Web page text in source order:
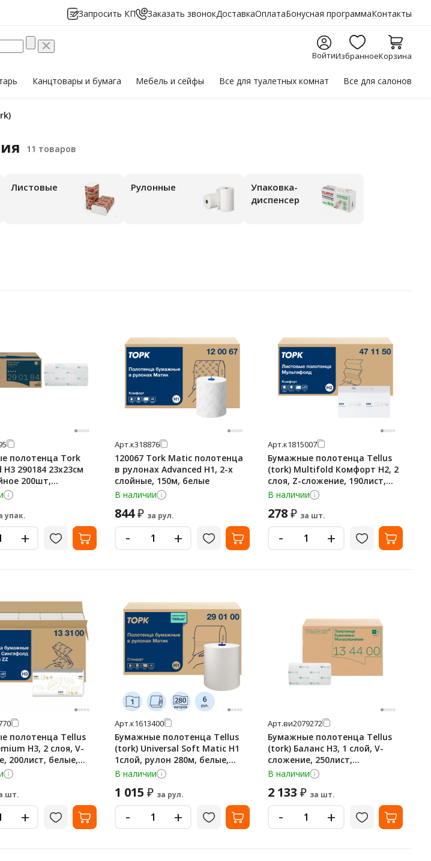
Запросить КП Заказать звонокДоставкаОплатаБонусная программаКонтакты
ВойтиИзбранноеКорзина
Канцтовары и бумага Мебельи сейфы Все для туалетных комнат Все для салонов
Листовые Рулонные
Упаковка-
диспенсер
полотенца Tork
H3 290184 23х23см
200шт,
белое
упак.
+
Арт.к318876
120067 Tork Matic полотенца
в рулонах Advanced H1, 2-х
слойные, 150м, белые
В наличии
844₽ за рул.
- +
Арт.к1815007
Бумажные полотенца Tellus
(tork) Multifold Комфорт H2, 2
слоя, Z-сложение, 190лист,
белые, 471150
В наличии
278₽ за шт.
- +
полотенца Tellus
H3, 2 слоя, V-
200лист, белые,
шт.
+
Арт.к1613400
Бумажные полотенца Tellus
(tork) Universal Soft Matic H1
1слой, рулон 280м, белые,
290100
В наличии
1 015 ₽ за рул.
- +
Арт.ви2079272
Бумажные полотенца Tellus
(tork) Баланс H3, 1 слой, V-
сложение, 250лист,
белые,134400 20 пачек
В наличии
2 133 ₽ за шт.
- +